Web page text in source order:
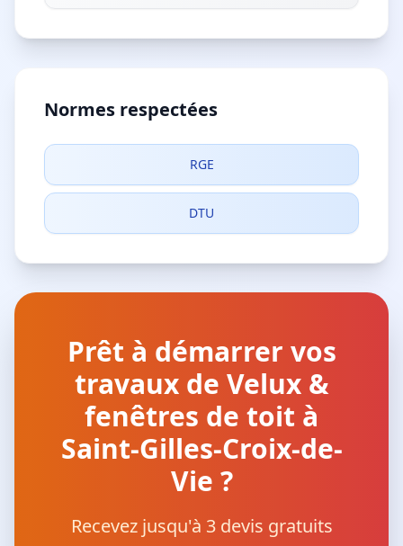
Normes respectées
RGE
DTU
Prêt à démarrer vos
travaux de Velux &
fenêtres de toit à
Saint-Gilles-Croix-de-
Vie ?
Recevez jusqu'à 3 devis gratuits